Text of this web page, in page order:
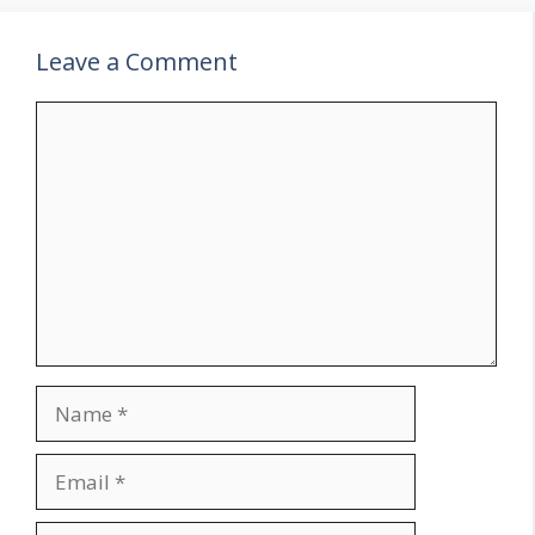
Leave a Comment